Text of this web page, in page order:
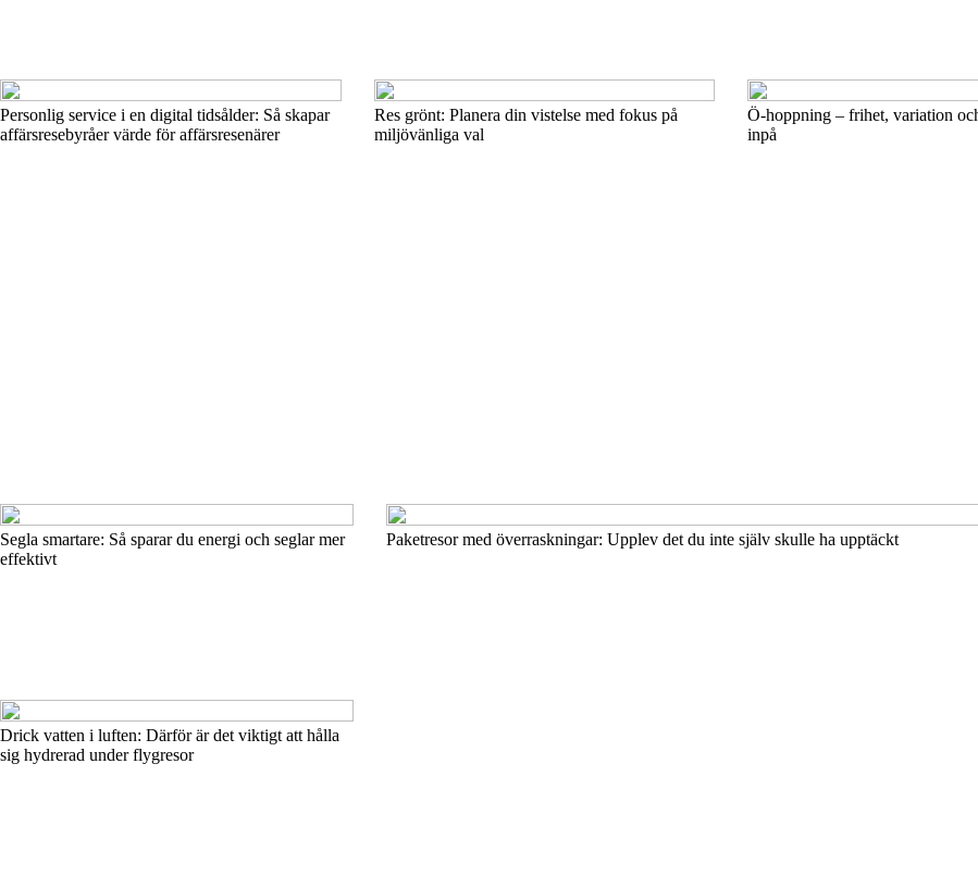
Personlig service i en digital tidsålder: Så skapar
affärsresebyråer värde för affärsresenärer
Res grönt: Planera din vistelse med fokus på
miljövänliga val
Ö-hoppning – frihet, variation
inpå
Segla smartare: Så sparar du energi och seglar mer
effektivt
Drick vatten i luften: Därför är det viktigt att hålla
sig hydrerad under flygresor
Paketresor med överraskningar: Upplev det du inte själv skulle ha upptäckt